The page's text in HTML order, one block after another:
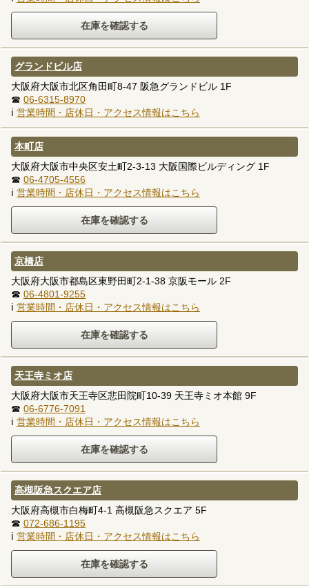
グランドビル店
大阪府大阪市北区角田町8-47 阪急グランドビル 1F
☎ 06-6315-8970
ℹ 営業時間・店休日・アクセス情報はこちら
本町店
大阪府大阪市中央区安土町2-3-13 大阪国際ビルディング 1F
☎ 06-4705-4556
ℹ 営業時間・店休日・アクセス情報はこちら
京橋店
大阪府大阪市都島区東野田町2-1-38 京阪モール 2F
☎ 06-4801-9255
ℹ 営業時間・店休日・アクセス情報はこちら
天王寺ミオ店
大阪府大阪市天王寺区悲田院町10-39 天王寺ミオ本館 9F
☎ 06-6776-7091
ℹ 営業時間・店休日・アクセス情報はこちら
高槻阪急スクエア店
大阪府高槻市白梅町4-1 高槻阪急スクエア 5F
☎ 072-686-1195
ℹ 営業時間・店休日・アクセス情報はこちら